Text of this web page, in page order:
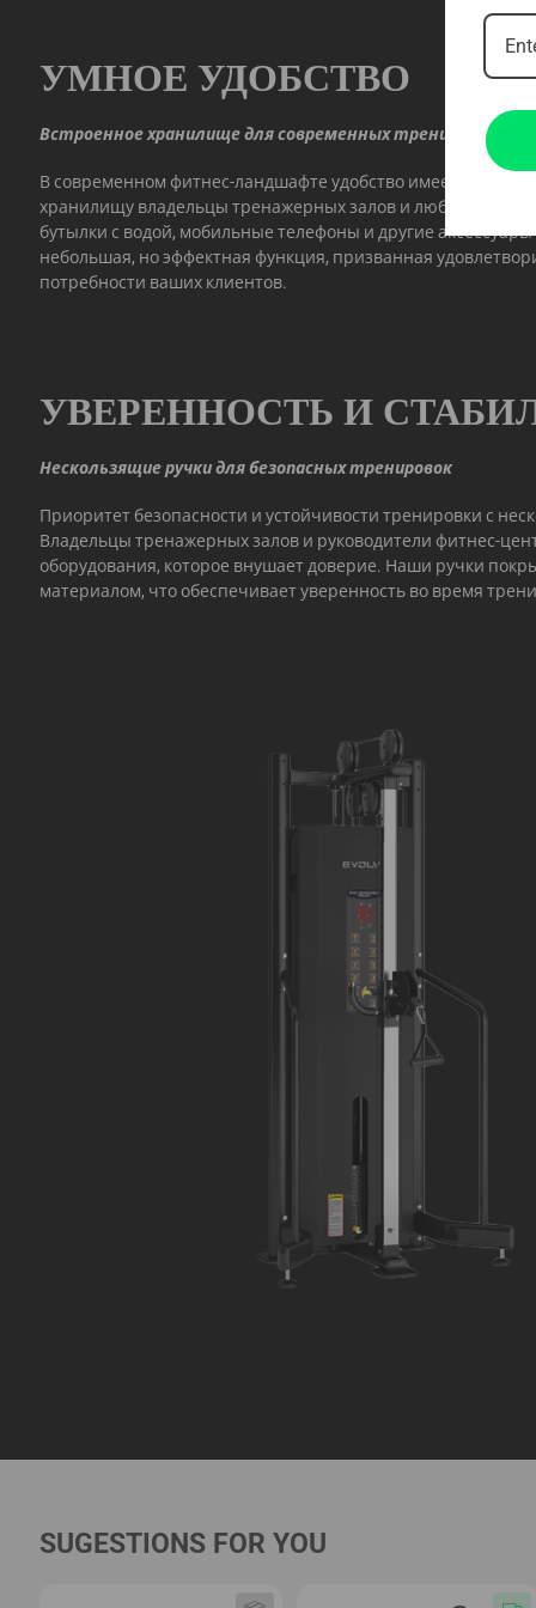
УМНОЕ УДОБСТВО
Встроенное хранилище для современных тренировок
В современном фитнес-ландшафте удобство имеет
хранилищу владельцы тренажерных залов и любители
бутылки с водой, мобильные телефоны и другие аксессуары
небольшая, но эффектная функция, призванная
потребности ваших клиентов.
УВЕРЕННОСТЬ И
Нескользящие ручки для безопасных тренировок
Приоритет безопасности и устойчивости тренировки с
Владельцы тренажерных залов и руководители фитнес-
оборудования, которое внушает доверие. Наши ручки
материалом, что обеспечивает уверенность во время
SUGESTIONS FOR YOU